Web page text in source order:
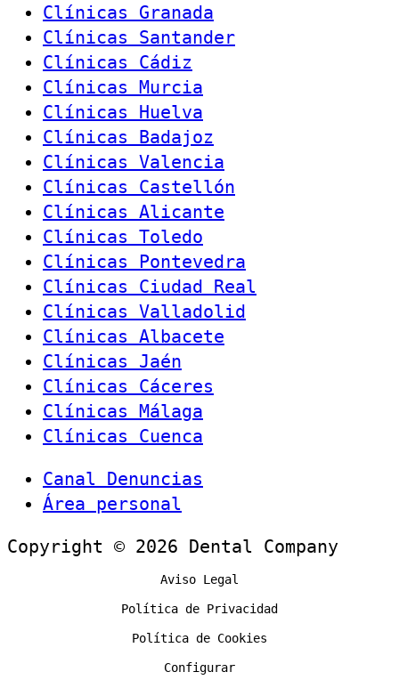
Clínicas Granada
Clínicas Santander
Clínicas Cádiz
Clínicas Murcia
Clínicas Huelva
Clínicas Badajoz
Clínicas Valencia
Clínicas Castellón
Clínicas Alicante
Clínicas Toledo
Clínicas Pontevedra
Clínicas Ciudad Real
Clínicas Valladolid
Clínicas Albacete
Clínicas Jaén
Clínicas Cáceres
Clínicas Málaga
Clínicas Cuenca
Canal Denuncias
Área personal
Copyright © 2026 Dental Company
Aviso Legal
Política de Privacidad
Política de Cookies
Configurar